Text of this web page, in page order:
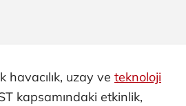
havacılık, uzay ve teknoloji
kapsamındaki etkinlik,